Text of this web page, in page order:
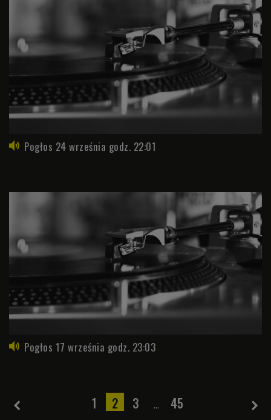
Pogłos 24 września godz. 22:01
Pogłos 17 września godz. 23:03
1 2 3 ... 45